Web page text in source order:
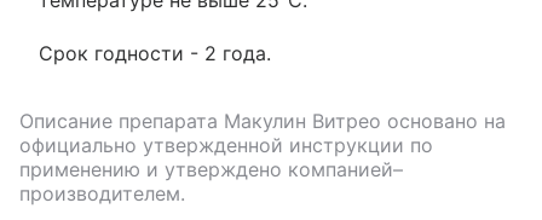
Срок годности - 2 года.
Описание препарата Макулин Витрео основано на
официально утвержденной инструкции по
применению и утверждено компанией–
производителем.